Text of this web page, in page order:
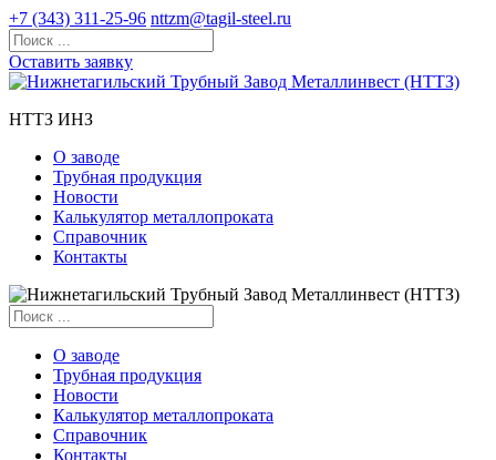
+7 (343) 311-25-96 nttzm@tagil-steel.ru
Оставить заявку
НТТЗ ИНЗ
О заводе
Трубная продукция
Новости
Калькулятор металлопроката
Справочник
Контакты
О заводе
Трубная продукция
Новости
Калькулятор металлопроката
Справочник
Контакты